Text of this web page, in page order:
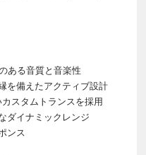
ある音質と音楽性
を備えたアクティブ設計
スタムトランスを採用
ダイナミックレンジ
ンス